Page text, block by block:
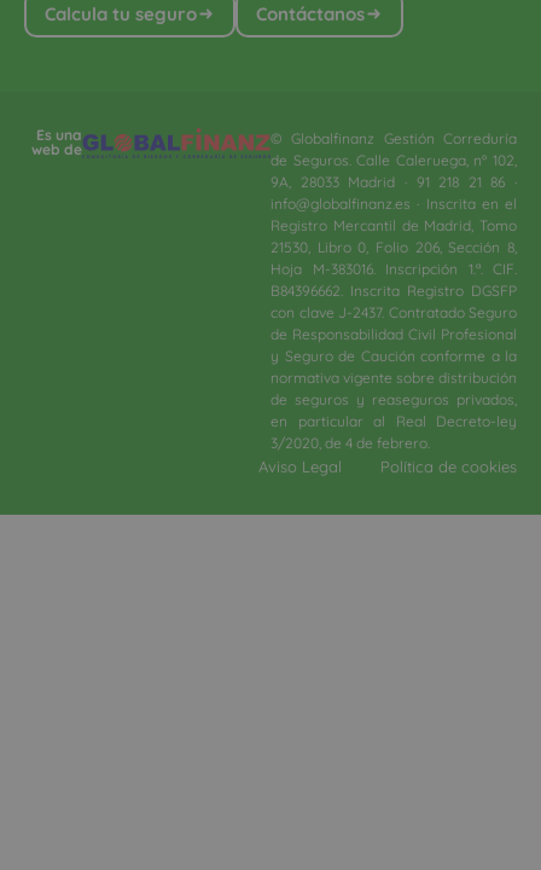
Calcula tu seguro Contáctanos
Es una
web de
© Globalfinanz Gestión Correduría
de Seguros. Calle Caleruega, nº 102,
9A, 28033 Madrid · 91 218 21 86 ·
info@globalfinanz.es · Inscrita en el
Registro Mercantil de Madrid, Tomo
21530, Libro 0, Folio 206, Sección 8,
Hoja M-383016. Inscripción 1.ª. CIF.
B84396662. Inscrita Registro DGSFP
con clave J-2437. Contratado Seguro
de Responsabilidad Civil Profesional
y Seguro de Caución conforme a la
normativa vigente sobre distribución
de seguros y reaseguros privados,
en particular al Real Decreto-ley
3/2020, de 4 de febrero.​
Aviso Legal Política de cookies